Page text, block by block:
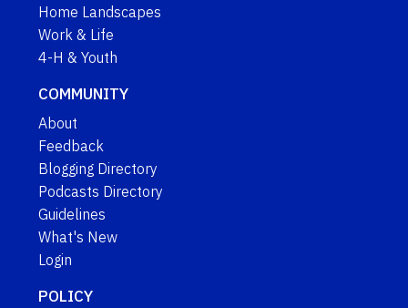
Home Landscapes
Work & Life
4-H & Youth
COMMUNITY
About
Feedback
Blogging Directory
Podcasts Directory
Guidelines
What's New
Login
POLICY